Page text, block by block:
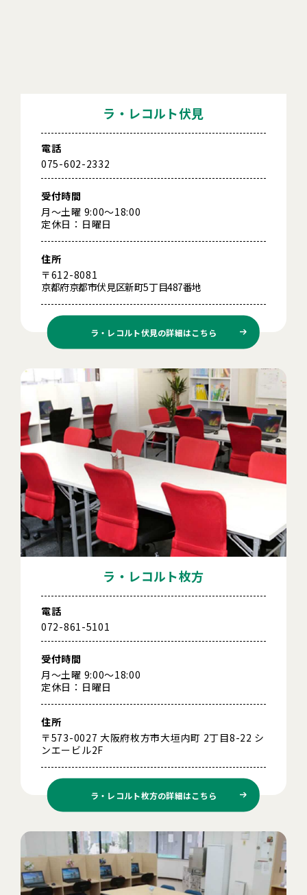
ラ・レコルト伏見
電話
075-602-2332
受付時間
月～土曜 9:00～18:00
定休日：日曜日
住所
〒612-8081
京都府京都市伏見区新町5丁目487番地
ラ・レコルト伏見の詳細はこちら
ラ・レコルト枚方
電話
072-861-5101
受付時間
月～土曜 9:00～18:00
定休日：日曜日
住所
〒573-0027 大阪府枚方市大垣内町 2丁目8-22 シ
ンエービル2F
ラ・レコルト枚方の詳細はこちら